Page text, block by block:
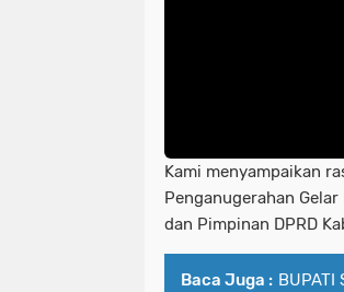
Kami menyampaikan
Penganugerahan
dan Pimpinan DPRD
Baca Juga : BUPATI